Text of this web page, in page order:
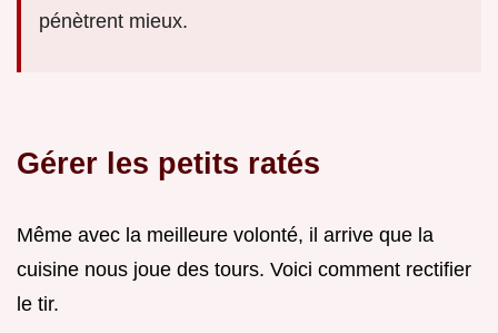
pénètrent mieux.
Gérer les petits ratés
Même avec la meilleure volonté, il arrive que la
cuisine nous joue des tours. Voici comment rectifier
le tir.